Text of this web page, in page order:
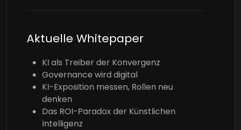
Aktuelle Whitepaper
KI als Treiber der Konvergenz
Governance wird digital
KI-Exposition messen, Rollen neu
denken
Das ROI-Paradox der Künstlichen
Intelligenz